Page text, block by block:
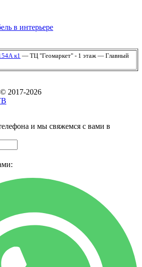
в интерьере
к1 — ТЦ "Геомаркет" - 1 этаж — Главный
2017-2026
и мы свяжемся с вами в